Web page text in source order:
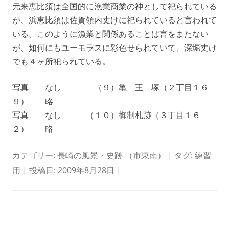
元来恵比須は全国的に漁業商業の神として祀られている
が、浜恵比須は佐賀領内丈けに祀られていると言われて
いる。このように漁業と関係あることは言をまたない
が、如何にもユーモラスに彩色せられていて、深堀丈け
でも４ヶ所祀られている。
写真 なし （９）亀 王 塚（２丁目１６
９） 略
写真 なし （１０）御制札跡（３丁目１６
２） 略
カテゴリー: 長崎の風景・史跡 （市東南） | タグ: 練習
用 | 投稿日: 2009年8月28日 |